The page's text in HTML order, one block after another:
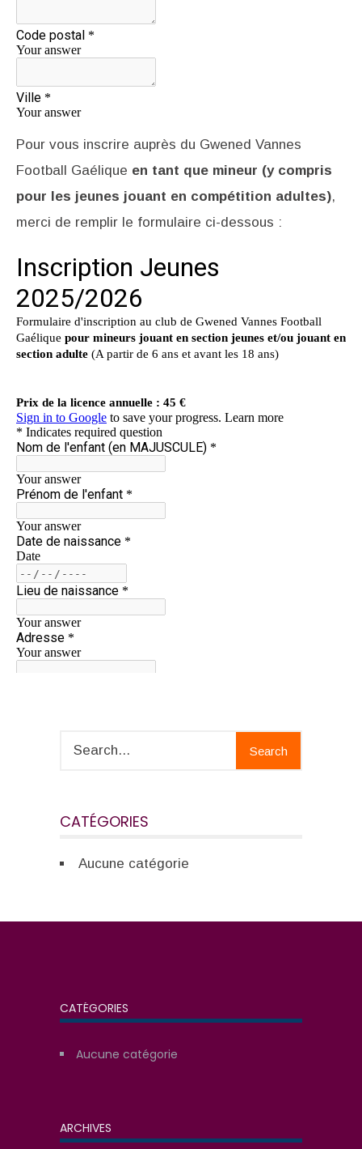
Pour vous inscrire auprès du Gwened Vannes
Football Gaélique en tant que mineur (y compris
pour les jeunes jouant en compétition adultes),
merci de remplir le formulaire ci-dessous :
Search
CATÉGORIES
Aucune catégorie
CATÉGORIES
Aucune catégorie
ARCHIVES